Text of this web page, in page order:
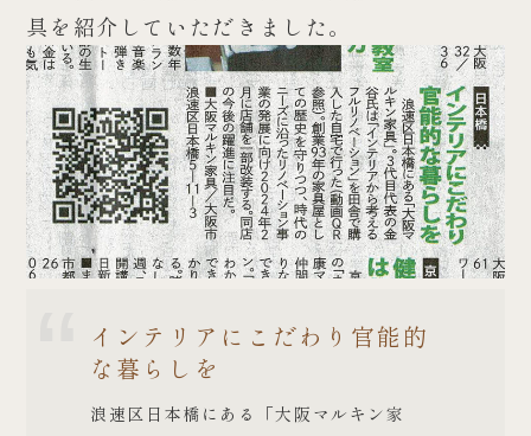
具を紹介していただきました。
インテリアにこだわり官能的
な暮らしを
浪速区日本橋にある「大阪マルキン家